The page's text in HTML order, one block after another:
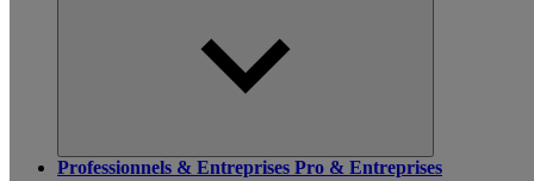
Professionnels & Entreprises Pro & Entreprises